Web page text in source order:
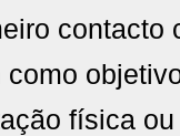
contacto
como
física